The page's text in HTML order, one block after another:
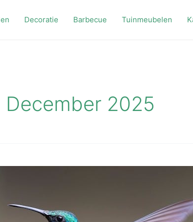
Decoratie Barbecue Tuinmeubelen
December 2025